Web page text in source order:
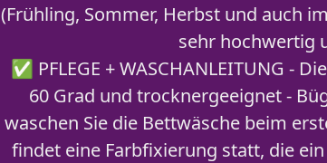
(Frühling, Sommer, Herbst und auch
sehr hochwertig
✅ PFLEGE + WASCHANLEITUNG -
60 Grad und trocknergeeignet -
waschen Sie die Bettwäsche beim
findet eine Farbfixierung statt, die